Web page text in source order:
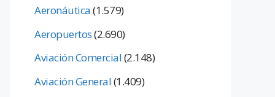
Aeronáutica(1.579)
Aeropuertos(2.690)
Aviación Comercial(2.148)
Aviación General(1.409)